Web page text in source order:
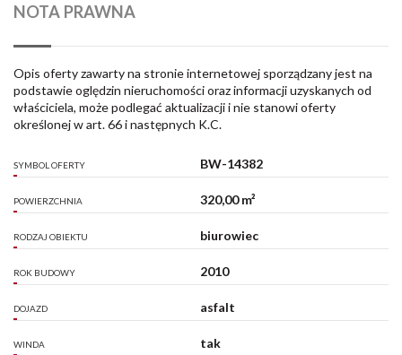
NOTA PRAWNA
Opis oferty zawarty na stronie internetowej sporządzany jest na
podstawie oględzin nieruchomości oraz informacji uzyskanych od
właściciela, może podlegać aktualizacji i nie stanowi oferty
określonej w art. 66 i następnych K.C.
SYMBOL OFERTY BW-14382
POWIERZCHNIA 320,00 m²
RODZAJ OBIEKTU biurowiec
ROK BUDOWY 2010
DOJAZD asfalt
WINDA tak